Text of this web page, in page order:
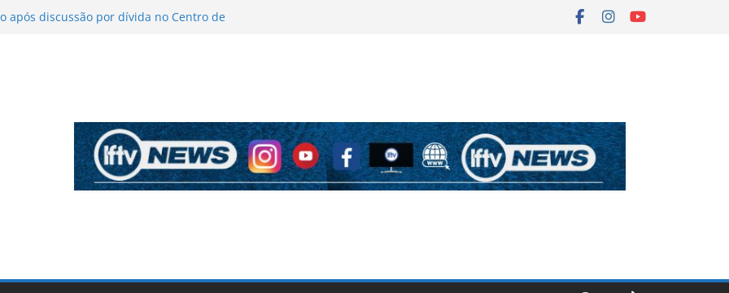
após discussão por dívida no Centro de
a tiros após criminosos invadirem